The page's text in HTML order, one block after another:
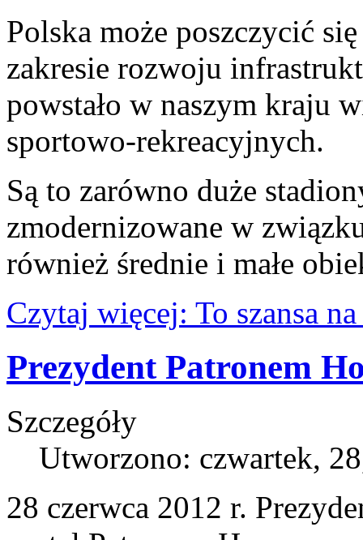
Polska może poszczycić
zakresie rozwoju
powstało w naszym kraju
sportowo-rekreacyjnych.
Są to zarówno duże
zmodernizowane w
również średnie i małe
Czytaj więcej: To szansa
Prezydent Patronem
Szczegóły
Utworzono: czwartek,
28 czerwca 2012 r.